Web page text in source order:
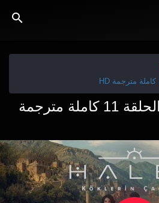
مسلسل الخليفة الحلقة 11 كاملة مترجمة